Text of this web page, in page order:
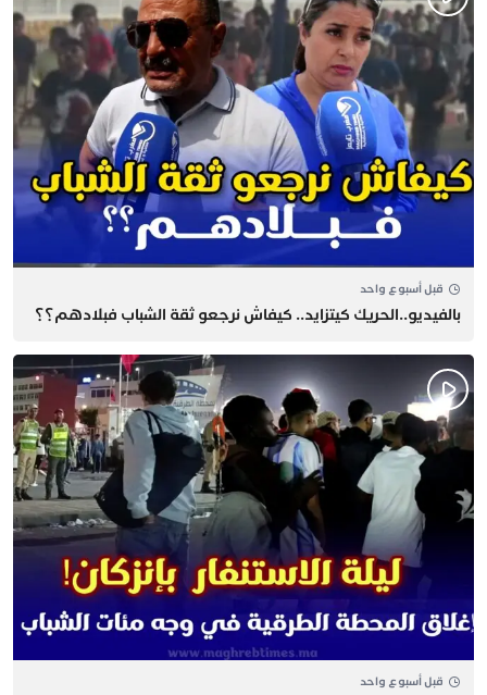
قبل أسبوع واحد
بالفيديو..الحريك كيتزايد.. كيفاش نرجعو ثقة الشباب فبلادهم؟؟
قبل أسبوع واحد